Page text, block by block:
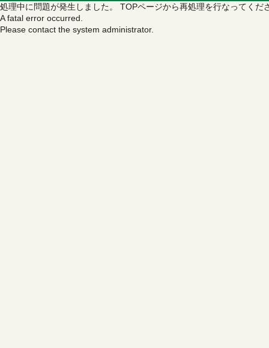
処理中に問題が発生しました。 TOPページから再処理を行なってくだ
A fatal error occurred.
Please contact the system administrator.